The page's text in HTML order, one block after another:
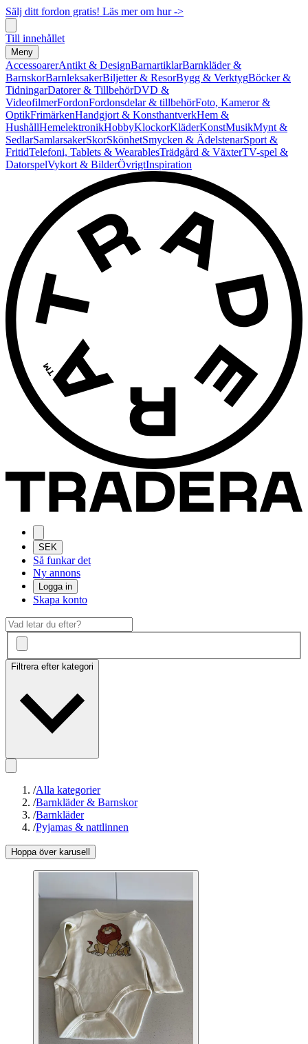
Sälj ditt fordon gratis! Läs mer om hur ->
Till innehållet
Meny
AccessoarerAntikt & DesignBarnartiklarBarnkläder &
BarnskorBarnleksakerBiljetter & ResorBygg & VerktygBöcker &
TidningarDatorer & TillbehörDVD &
VideofilmerFordonFordonsdelar & tillbehörFoto, Kameror &
OptikFrimärkenHandgjort & KonsthantverkHem &
HushållHemelektronikHobbyKlockorKläderKonstMusikMynt &
SedlarSamlarsakerSkorSkönhetSmycken & ÄdelstenarSport &
FritidTelefoni, Tablets & WearablesTrädgård & VäxterTV-spel &
DatorspelVykort & BilderÖvrigtInspiration
SEK
Så funkar det
Ny annons
Logga in
Skapa konto
Filtrera efter kategori
/Alla kategorier
/Barnkläder & Barnskor
/Barnkläder
/Pyjamas & nattlinnen
Hoppa över karusell